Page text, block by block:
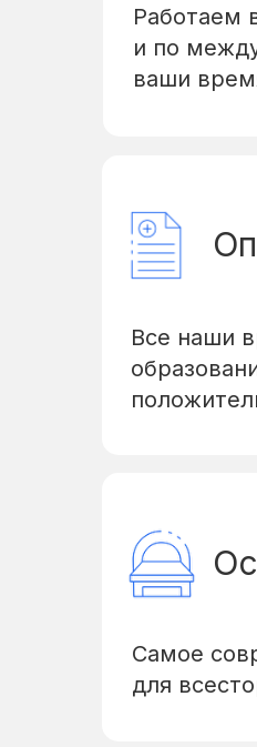
Работаем
и по
ваши
Все наши
Самое
для